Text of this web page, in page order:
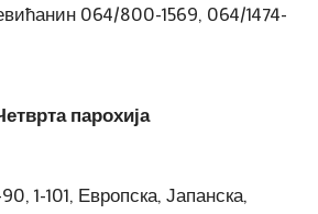
064/800-1569, 064/1474-
парохија
1-101, Европска, Јапанска,